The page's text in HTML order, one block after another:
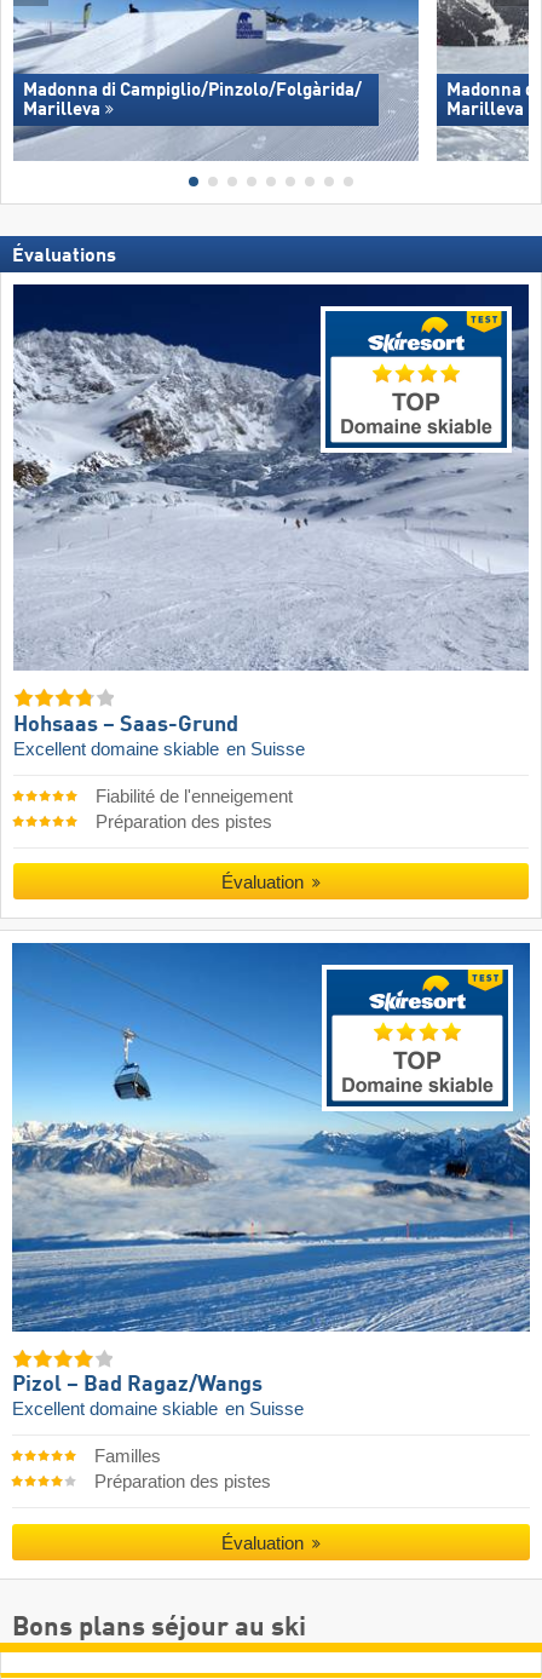
Madonna di Campiglio/​Pinzolo/​Folgàrida/​
Marilleva
Madonna
Marilleva
Évaluations
Hohsaas – Saas-Grund
Excellent domaine skiable en Suisse
Fiabilité de l'enneigement
Préparation des pistes
Évaluation
Pizol – Bad Ragaz/​Wangs
Excellent domaine skiable en Suisse
Familles
Préparation des pistes
Évaluation
Bons plans séjour au ski